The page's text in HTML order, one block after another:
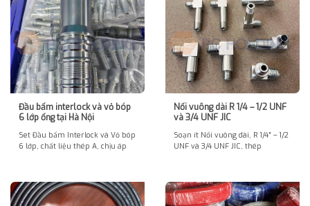
Đầu bấm interlock và vỏ bóp
6 lớp ống tại Hà Nội
Set Đầu bấm Interlock và Vỏ bóp
6 lớp, chất liệu thép A, chịu áp
Nối vuông dài R 1/4 – 1/2 UNF
và 3/4 UNF JIC
Soạn ít Nối vuông dài, R 1/4″ – 1/2
UNF và 3/4 UNF JIC, thép